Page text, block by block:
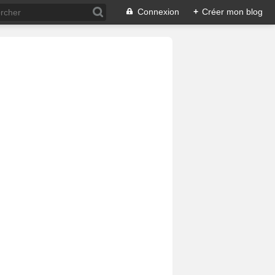
Connexion + Créer mon blog